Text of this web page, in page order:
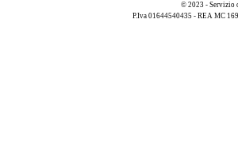
© 2023 - Servizio
P.Iva 01644540435 - REA MC